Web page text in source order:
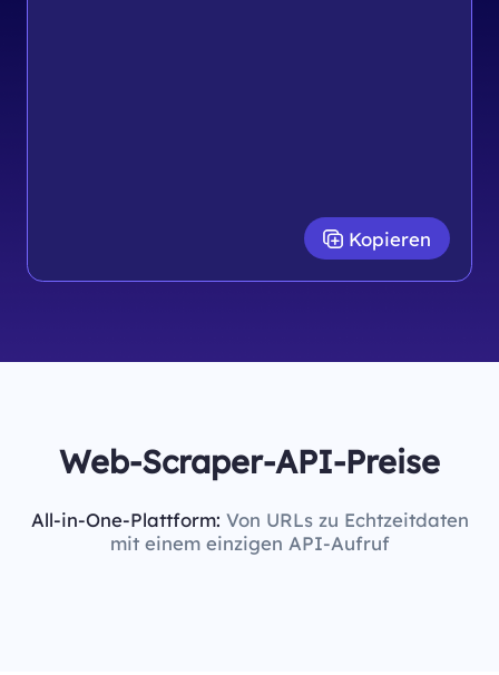
Kopieren
Web-Scraper-API-Preise
All-in-One-Plattform: Von URLs zu Echtzeitdaten
mit einem einzigen API-Aufruf